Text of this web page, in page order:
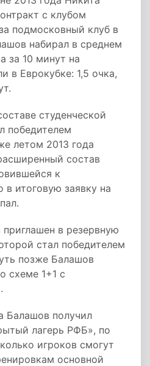
с клубом
подмосковный клуб в
набирал в среднем
за 10 минут на
в Еврокубке: 1,5 очка,
студенческой
победителем
летом 2013 года
состав
к
в итоговую заявку на
в резервную
стал победителем
позже Балашов
схеме 1+1 с
Балашов получил
лагерь РФБ», по
игроков смогут
основной